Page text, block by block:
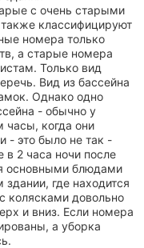
с очень старыми
классифицируют
номера только
а старые номера
Только вид
Вид из бассейна
Однако одно
- обычно у
часы, когда они
- это было не так -
в 2 часа ночи после
основными блюдами
где находится
колясками довольно
и вниз. Если номера
а уборка